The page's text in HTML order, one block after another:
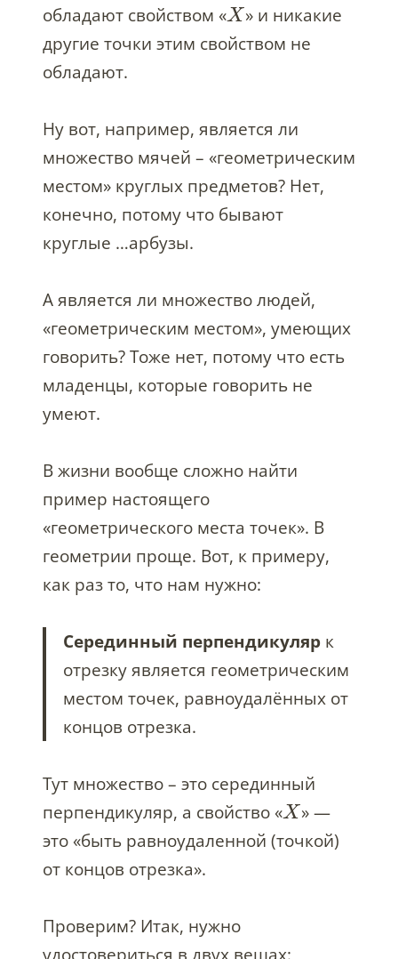
обладают свойством «X» и никакие
другие точки этим свойством не
обладают.
Ну вот, например, является ли
множество мячей – «геометрическим
местом» круглых предметов? Нет,
конечно, потому что бывают
круглые …арбузы.
А является ли множество людей,
«геометрическим местом», умеющих
говорить? Тоже нет, потому что есть
младенцы, которые говорить не
умеют.
В жизни вообще сложно найти
пример настоящего
«геометрического места точек». В
геометрии проще. Вот, к примеру,
как раз то, что нам нужно:
Серединный перпендикуляр к
отрезку является геометрическим
местом точек, равноудалённых от
концов отрезка.
Тут множество – это серединный
перпендикуляр, а свойство «X» —
это «быть равноудаленной (точкой)
от концов отрезка».
Проверим? Итак, нужно